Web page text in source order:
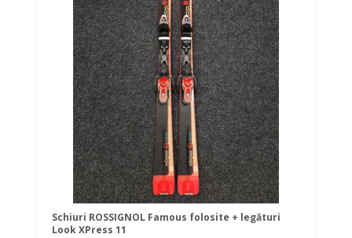
Schiuri ROSSIGNOL Famous folosite + legături
Look XPress 11